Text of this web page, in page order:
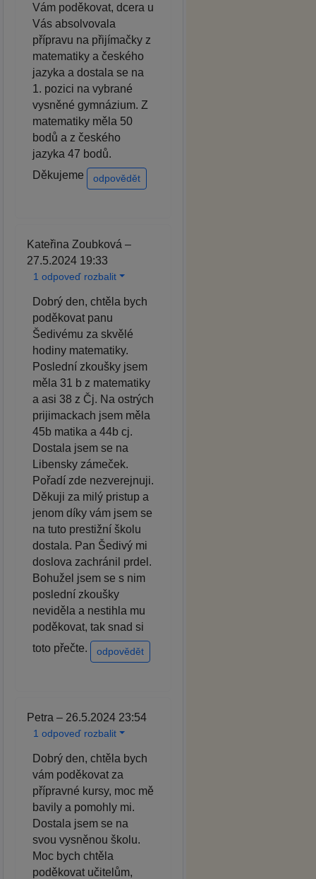
Vám poděkovat, dcera u
Vás absolvovala
přípravu na přijímačky z
matematiky a českého
jazyka a dostala se na
1. pozici na vybrané
vysněné gymnázium. Z
matematiky měla 50
bodů a z českého
jazyka 47 bodů.
Děkujeme
odpovědět
Kateřina Zoubková –
27.5.2024 19:33
1 odpoveď rozbalit
Dobrý den, chtěla bych
poděkovat panu
Šedivému za skvělé
hodiny matematiky.
Poslední zkoušky jsem
měla 31 b z matematiky
a asi 38 z Čj. Na ostrých
prijimackach jsem měla
45b matika a 44b cj.
Dostala jsem se na
Libensky zámeček.
Pořadí zde nezverejnuji.
Děkuji za milý pristup a
jenom díky vám jsem se
na tuto prestižní školu
dostala. Pan Šedivý mi
doslova zachránil prdel.
Bohužel jsem se s nim
poslední zkoušky
neviděla a nestihla mu
poděkovat, tak snad si
toto přečte.
odpovědět
Petra – 26.5.2024 23:54
1 odpoveď rozbalit
Dobrý den, chtěla bych
vám poděkovat za
přípravné kursy, moc mě
bavily a pomohly mi.
Dostala jsem se na
svou vysněnou školu.
Moc bych chtěla
poděkovat učitelům,